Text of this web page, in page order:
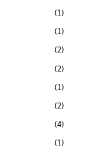
(1)
(1)
(2)
(2)
(1)
(2)
(4)
(1)